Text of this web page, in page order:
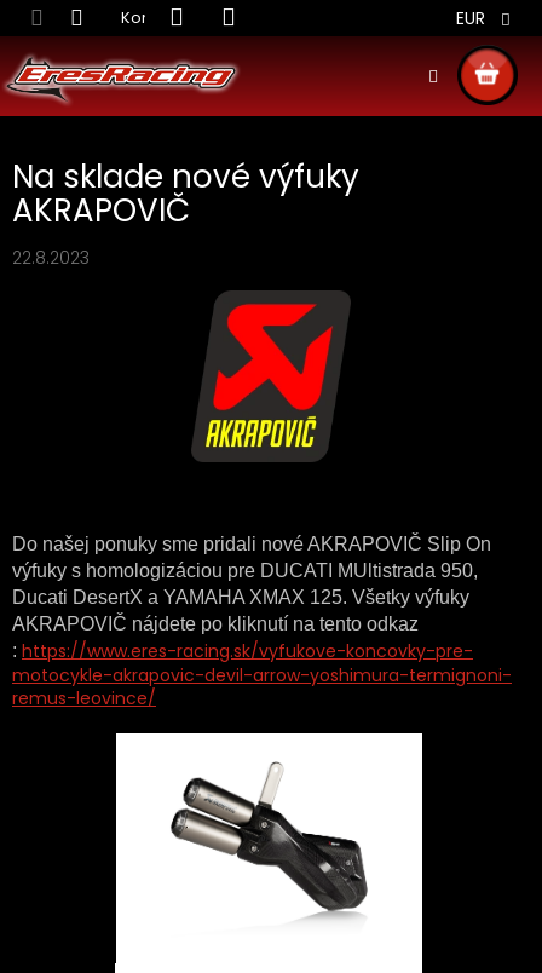
Prejsť
na
obsah
Kontakt Obchodné podmienky Doprava
EUR
KOŠÍK
Na sklade nové výfuky
AKRAPOVIČ
22.8.2023
Do našej ponuky sme pridali nové AKRAPOVIČ Slip On
výfuky s homologizáciou pre DUCATI MUltistrada 950,
Ducati DesertX a YAMAHA XMAX 125. Všetky výfuky
AKRAPOVIČ nájdete po kliknutí na tento odkaz
: https://www.eres-racing.sk/vyfukove-koncovky-pre-
motocykle-akrapovic-devil-arrow-yoshimura-termignoni-
remus-leovince/